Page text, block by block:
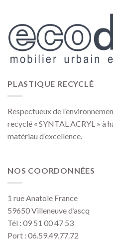
PLASTIQUE RECYCLÉ
Respectueux de
recyclé « SYNTAL ACRYL » à
matériau d’excellence.
NOS COORDONNÉES
1 rue Anatole France
59650 Villeneuve d’ascq
Tél : 09 51 00 47 53
Port : 06.59.49.77.72